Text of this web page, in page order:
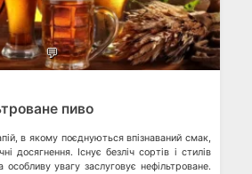
💬
пиво
в якому поєднуються впізнаваний смак,
досягнення. Існує безліч сортів і стилів
особливу увагу заслуговує нефільтроване.